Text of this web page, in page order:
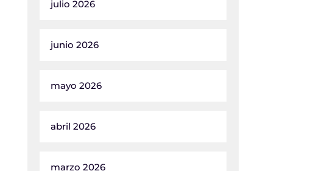
julio 2026
junio 2026
mayo 2026
abril 2026
marzo 2026